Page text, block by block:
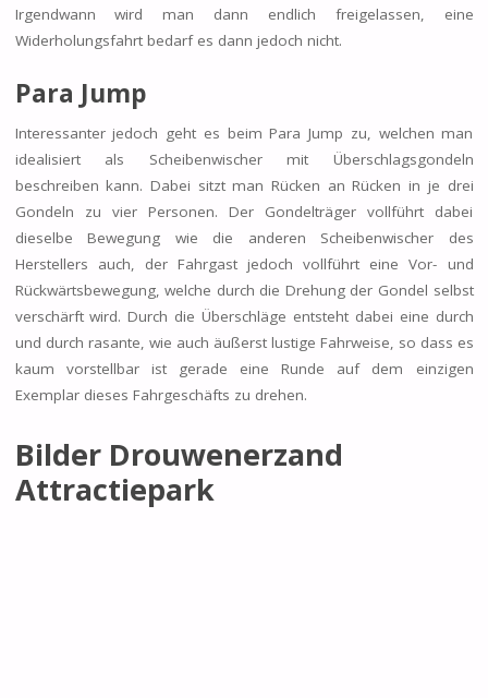
Irgendwann wird man dann endlich freigelassen, eine
Widerholungsfahrt bedarf es dann jedoch nicht.
Para Jump
Interessanter jedoch geht es beim Para Jump zu, welchen man
idealisiert als Scheibenwischer mit Überschlagsgondeln
beschreiben kann. Dabei sitzt man Rücken an Rücken in je drei
Gondeln zu vier Personen. Der Gondelträger vollführt dabei
dieselbe Bewegung wie die anderen Scheibenwischer des
Herstellers auch, der Fahrgast jedoch vollführt eine Vor- und
Rückwärtsbewegung, welche durch die Drehung der Gondel selbst
verschärft wird. Durch die Überschläge entsteht dabei eine durch
und durch rasante, wie auch äußerst lustige Fahrweise, so dass es
kaum vorstellbar ist gerade eine Runde auf dem einzigen
Exemplar dieses Fahrgeschäfts zu drehen.
Bilder Drouwenerzand
Attractiepark